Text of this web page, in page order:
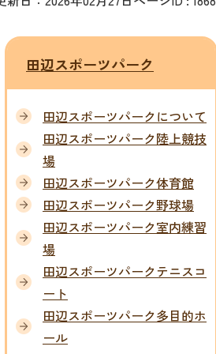
田辺スポーツパーク
田辺スポーツパークについて
田辺スポーツパーク陸上競技
場
田辺スポーツパーク体育館
田辺スポーツパーク野球場
田辺スポーツパーク室内練習
場
田辺スポーツパークテニスコ
ート
田辺スポーツパーク多目的ホ
ール